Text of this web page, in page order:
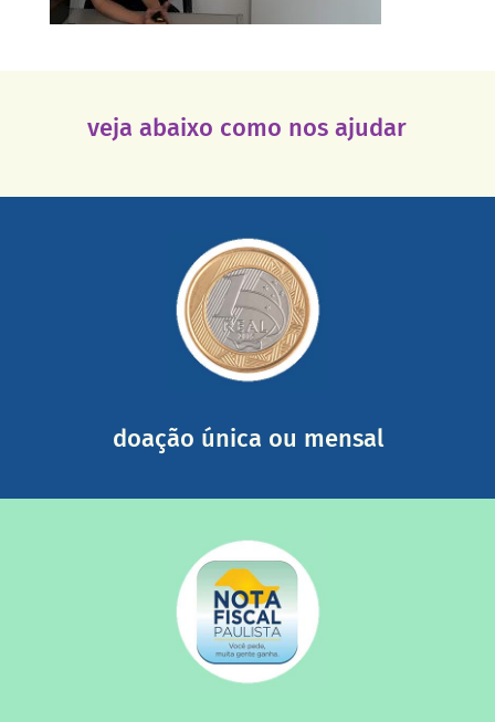
veja abaixo como nos ajudar
doação única ou mensal
mail mostrando tudo o que fizemos com a sua ajuda
somada a de outras pessoas.
saiba mais
saiba mais